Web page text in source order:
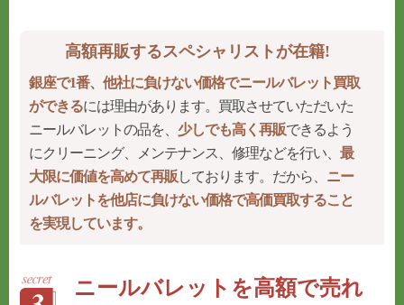
高額再販するスペシャリストが在籍!
銀座で1番、他社に負けない価格でニールバレット買取
ができるには理由があります。買取させていただいた
ニールバレットの品を、 少しでも高く再販できるよう
にクリーニング、メンテナンス、修理などを行い、最
大限に価値を高めて再販しております。だから、 ニー
ルバレットを他店に負けない価格で高価買取すること
を実現しています。
ニールバレットを高額で売れ